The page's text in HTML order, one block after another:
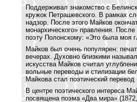
Поддерживал знакомство с
кружок Петрашевского. В рамках
надзор. После этого Майков
монархического» правления.
поэту Полонскому: «Это была моя
Майков был очень популярен:
вечерах. Духовно близкими
искусства Майков считал
вольные переводы и стилизации
Майкова стал поэтический
В центре поэтического интереса
посвящена поэма «Два мира»